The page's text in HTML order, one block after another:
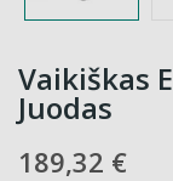
Vaikiškas
Juodas
189,32 €